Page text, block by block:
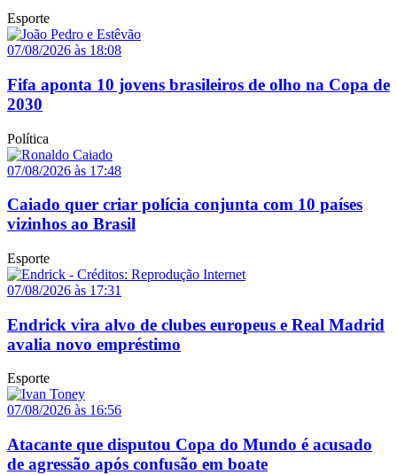
Esporte
07/08/2026 às 18:08
Fifa aponta 10 jovens brasileiros de olho na Copa de
2030
Política
07/08/2026 às 17:48
Caiado quer criar polícia conjunta com 10 países
vizinhos ao Brasil
Esporte
07/08/2026 às 17:31
Endrick vira alvo de clubes europeus e Real Madrid
avalia novo empréstimo
Esporte
07/08/2026 às 16:56
Atacante que disputou Copa do Mundo é acusado
de agressão após confusão em boate